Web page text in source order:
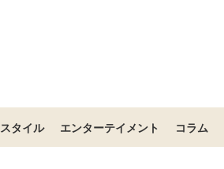
スタイル エンターテイメント コラム